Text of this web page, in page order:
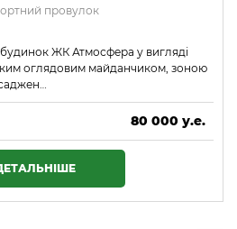
провулок
ЖК Атмосфера у вигляді
оглядовим майданчиком, зоною
80 000 у.е.
3 440 000 ₴